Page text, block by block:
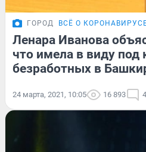
ГОРОД ВСЁ О
Ленара Иванова
что имела в виду под
безработных в
24 марта, 2021, 10:05 16 893